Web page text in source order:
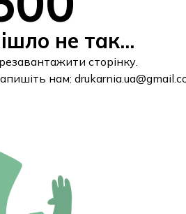
не так...
сторінку.
нам: